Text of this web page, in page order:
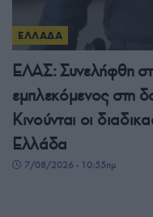
ΕΛΛΑΔΑ
ΕΛΑΣ: Συνελήφθη
εμπλεκόμενος στη
Κινούνται οι
Ελλάδα
7/08/2026 - 10:55πμ